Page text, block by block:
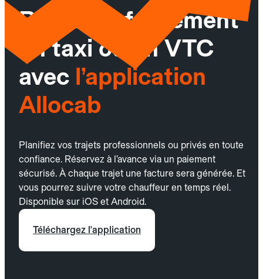
Réservez facilement
un taxi ou un VTC
avec l’application
Allocab
Planifiez vos trajets professionnels ou privés en toute
confiance. Réservez à l’avance via un paiement
sécurisé. À chaque trajet une facture sera générée. Et
vous pourrez suivre votre chauffeur en temps réel.
Disponible sur iOS et Android.
Téléchargez l'application